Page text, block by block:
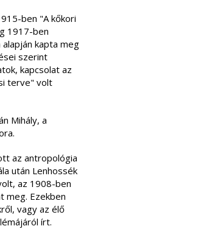
ben "A kőkori
1917-ben
kapta meg
szerint
kapcsolat az
terve" volt
Mihály, a
az antropológia
után Lenhossék
az 1908-ben
meg. Ezekben
vagy az élő
írt.